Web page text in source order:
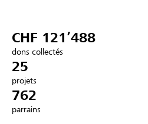
Se connecter
CHF 121’488
dons collectés
25
projets
762
parrains